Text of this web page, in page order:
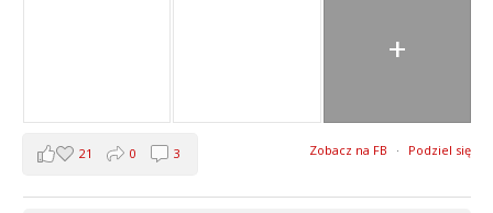
+
Zobacz na FB · Podziel się
21 0 3